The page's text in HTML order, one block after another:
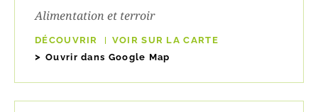
Alimentation et terroir
DÉCOUVRIR
VOIR SUR LA CARTE
Ouvrir dans Google Map